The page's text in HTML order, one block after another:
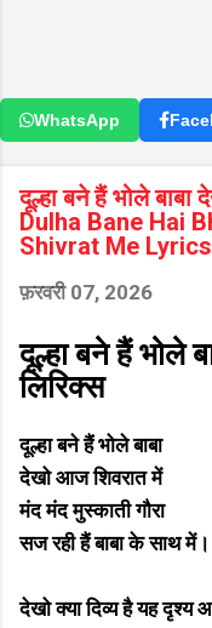
WhatsApp
दूल्हा बने हैं भोले
Dulha Bane Hai
Shivrat Me Lyrics
फ़रवरी 07, 2026
दूल्हा बने हैं भोले
लिरिक्स
दूल्हा बने हैं भोले बाबा
देखो आज शिवरात में
मंद मंद मुस्काती गौरा
सज रही हैं बाबा के साथ
देखो क्या दिव्य है यह दृश्य